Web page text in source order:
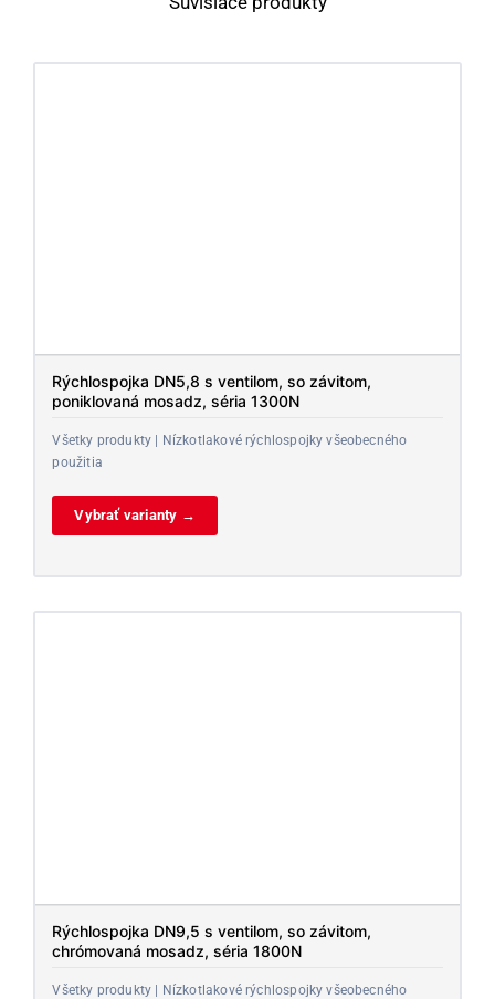
Rýchlospojka DN5,8 s ventilom, so závitom,
poniklovaná mosadz, séria 1300N
Všetky produkty | Nízkotlakové rýchlospojky všeobecného
použitia
Vybrať varianty →
Rýchlospojka DN9,5 s ventilom, so závitom,
chrómovaná mosadz, séria 1800N
Všetky produkty | Nízkotlakové rýchlospojky všeobecného